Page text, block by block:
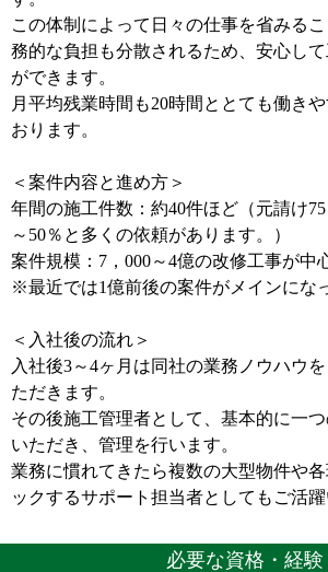
この体制によって日々の仕事を省みる
務的な負担も分散されるため、安心し
ができます。
月平均残業時間も20時間ととても働き
おります。
＜案件内容と進め方＞
年間の施工件数：約40件ほど（元請け
～50％と多くの依頼があります。）
案件規模：7，000～4億の改修工事が
※最近では1億前後の案件がメインにな
＜入社後の流れ＞
入社後3～4ヶ月は同社の業務ノウハウ
ただきます。
その後施工管理者として、基本的に一
いただき、管理を行います。
業務に慣れてきたら複数の大型物件や
ックするサポート担当者としてもご活躍
必要な資格・経験